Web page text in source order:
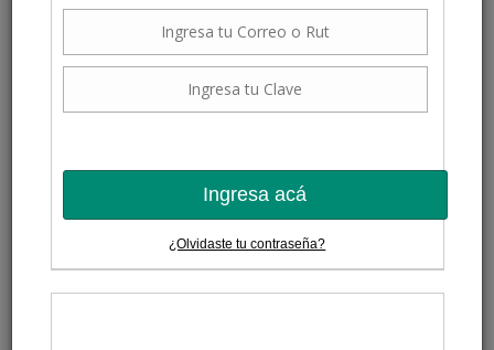
Ingresa acá
¿Olvidaste tu contraseña?